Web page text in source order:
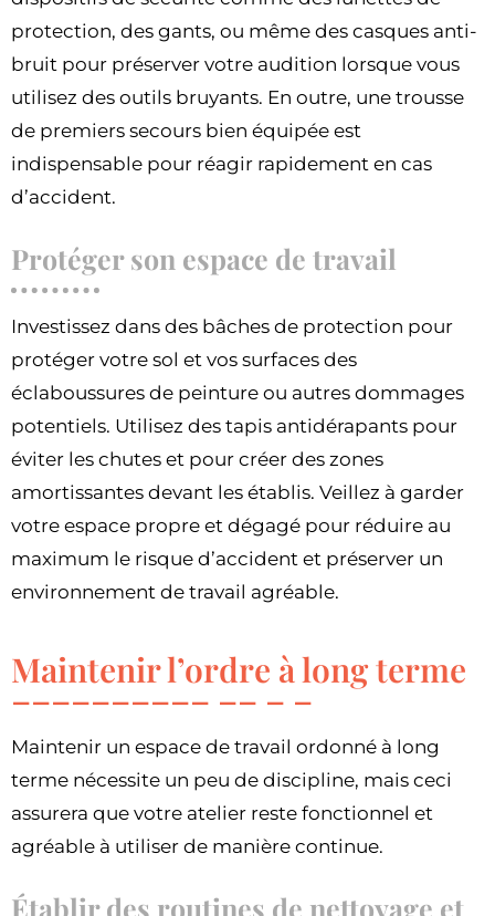
protection, des gants, ou même des casques anti-
bruit pour préserver votre audition lorsque vous
utilisez des outils bruyants. En outre, une trousse
de premiers secours bien équipée est
indispensable pour réagir rapidement en cas
d’accident.
Protéger son espace de travail
Investissez dans des bâches de protection pour
protéger votre sol et vos surfaces des
éclaboussures de peinture ou autres dommages
potentiels. Utilisez des tapis antidérapants pour
éviter les chutes et pour créer des zones
amortissantes devant les établis. Veillez à garder
votre espace propre et dégagé pour réduire au
maximum le risque d’accident et préserver un
environnement de travail agréable.
Maintenir l’ordre à long terme
Maintenir un espace de travail ordonné à long
terme nécessite un peu de discipline, mais ceci
assurera que votre atelier reste fonctionnel et
agréable à utiliser de manière continue.
Établir des routines de nettoyage et